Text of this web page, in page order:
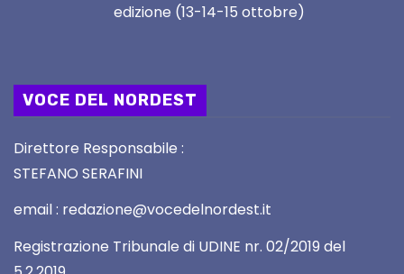
edizione (13-14-15 ottobre)
VOCE DEL NORDEST
Direttore Responsabile :
STEFANO SERAFINI
email : redazione@vocedelnordest.it
Registrazione Tribunale di UDINE nr. 02/2019 del